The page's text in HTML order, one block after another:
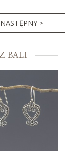
NASTĘPNY >
BALI